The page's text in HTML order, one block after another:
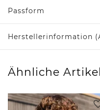
Passform
Herstellerinformation
Ähnliche Artikel